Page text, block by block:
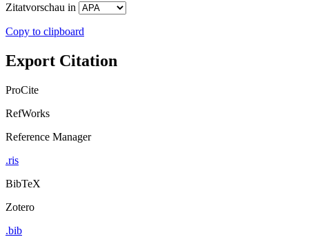
Zitatvorschau in
Copy to clipboard
Export Citation
ProCite
RefWorks
Reference Manager
.ris
BibTeX
Zotero
.bib